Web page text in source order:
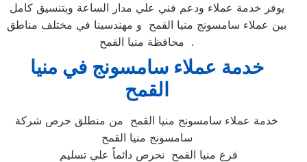
يوفر خدمة عملاء ودعم فني علي مدار الساعة وبتنسيق كامل
بين عملاء سامسونج منيا القمح و مهندسينا في مختلف مناطق
محافظة منيا القمح .
خدمة عملاء سامسونج في منيا
القمح
خدمة عملاء سامسونج منيا القمح من منطلق حرص شركة
سامسونج منيا القمح
فرع منيا القمح نحرص دائماً علي تسليم